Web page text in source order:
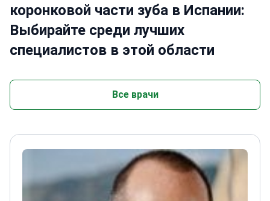
коронковой части зуба в Испании:
Выбирайте среди лучших
специалистов в этой области
Все врачи